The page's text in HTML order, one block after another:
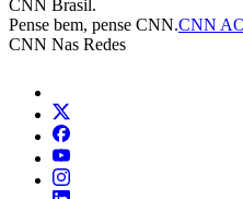
CNN Brasil.
Pense bem, pense CNN.CNN
CNN Nas Redes